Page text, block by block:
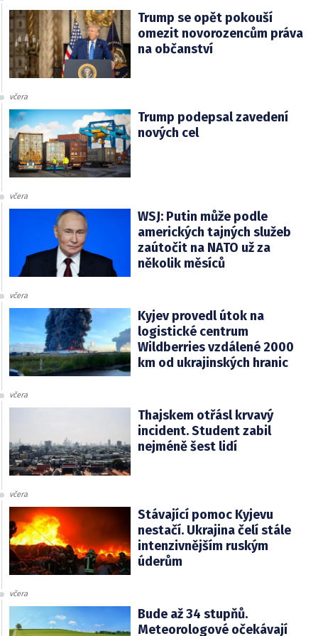
Trump se opět pokouší
omezit novorozencům práva
na občanství
včera
Trump podepsal zavedení
nových cel
včera
WSJ: Putin může podle
amerických tajných služeb
zaútočit na NATO už za
několik měsíců
včera
Kyjev provedl útok na
logistické centrum
Wildberries vzdálené 2000
km od ukrajinských hranic
včera
Thajskem otřásl krvavý
incident. Student zabil
nejméně šest lidí
včera
Stávající pomoc Kyjevu
nestačí. Ukrajina čelí stále
intenzivnějším ruským
úderům
včera
Bude až 34 stupňů.
Meteorologové očekávají